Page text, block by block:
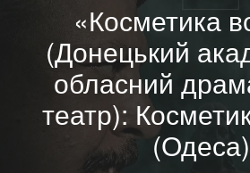
«Косметика
(Донецький
обласний
театр):
(Одеса)